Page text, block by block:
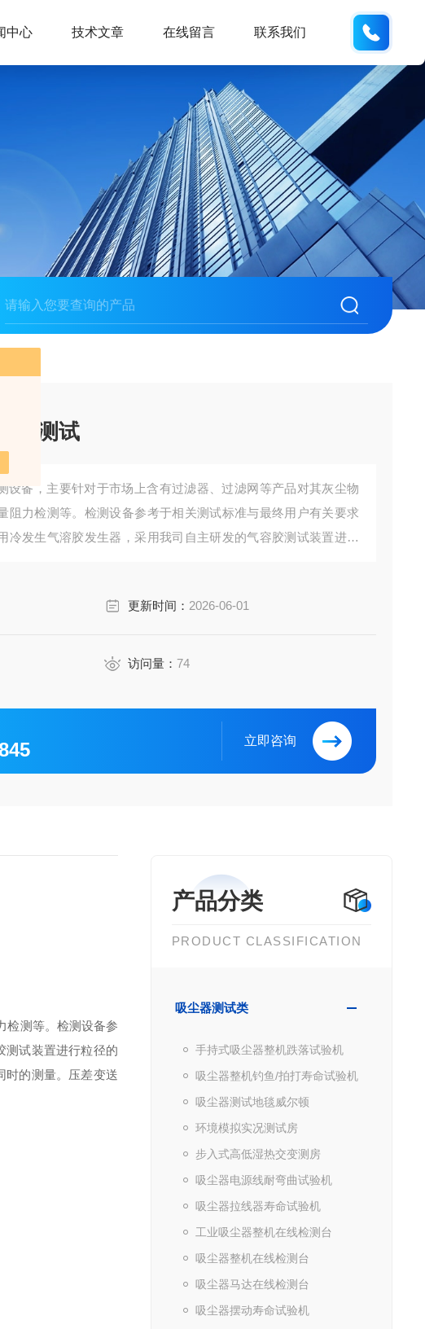
中心 技术文章 在线留言 联系我们
率测试
设备，主要针对于市场上含有过滤器、过滤网等产品对其灰尘物
阻力检测等。检测设备参考于相关测试标准与最终用户有关要求
冷发生气溶胶发生器，采用我司自主研发的气容胶测试装置进行
更新时间： 2026-06-01
访问量： 74
立即咨询
产品分类
PRODUCT CLASSIFICATION
吸尘器测试类
手持式吸尘器整机跌落试验机
吸尘器整机钓鱼/拍打寿命试验机
吸尘器测试地毯威尔顿
环境模拟实况测试房
步入式高低湿热交变测房
吸尘器电源线耐弯曲试验机
吸尘器拉线器寿命试验机
工业吸尘器整机在线检测台
吸尘器整机在线检测台
吸尘器马达在线检测台
吸尘器摆动寿命试验机
检测等。检测设备参
测试装置进行粒径的
时的测量。压差变送